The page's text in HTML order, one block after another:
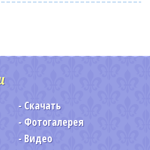
Скачать
Фотогалерея
Видео